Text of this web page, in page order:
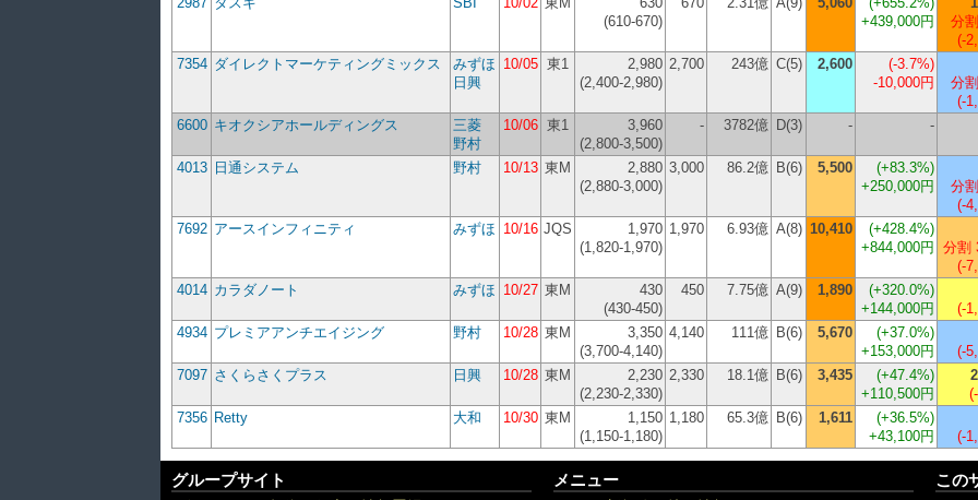
(610-670)
+439,000円
分
(-
7354 ダイレクトマーケティングミックス
みずほ
日興
10/05 東1
2,980
(2,400-2,980)
2,700 243億 C(5) 2,600 (-3.7%)
-10,000円
分
(-
6600 キオクシアホールディングス
三菱
野村
10/06 東1
3,960
(2,800-3,500)
- 3782億 D(3) - -
4013 日通システム 野村 10/13 東M
2,880
(2,880-3,000)
3,000 86.2億 B(6) 5,500 (+83.3%)
+250,000円
分
(-
7692 アースインフィニティ みずほ 10/16 JQS
1,970
(1,820-1,970)
1,970 6.93億 A(8) 10,410 (+428.4%)
+844,000円
分割
(-
4014 カラダノート みずほ 10/27 東M
430
(430-450)
450 7.75億 A(9) 1,890 (+320.0%)
+144,000円
(-
4934 プレミアアンチエイジング 野村 10/28 東M
3,350
(3,700-4,140)
4,140 111億 B(6) 5,670 (+37.0%)
+153,000円
(-
7097 さくらさくプラス 日興 10/28 東M
2,230
(2,230-2,330)
2,330 18.1億 B(6) 3,435 (+47.4%)
+110,500円
7356 Retty 大和 10/30 東M
1,150
(1,150-1,180)
1,180 65.3億 B(6) 1,611 (+36.5%)
+43,100円
(-
グループサイト メニュー この